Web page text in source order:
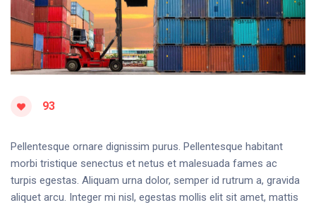
93
Pellentesque ornare dignissim purus. Pellentesque habitant
morbi tristique senectus et netus et malesuada fames ac
turpis egestas. Aliquam urna dolor, semper id rutrum a, gravida
aliquet arcu. Integer mi nisl, egestas mollis elit sit amet, mattis